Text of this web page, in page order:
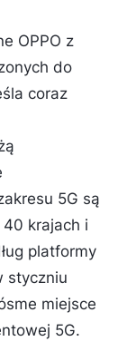
OPPO z
do
coraz
5G są
krajach i
platformy
styczniu
miejsce
5G.